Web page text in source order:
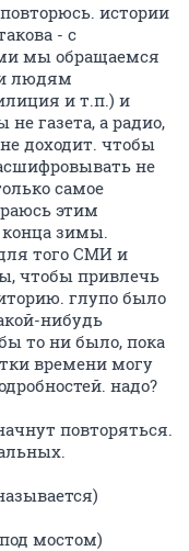
истории
- с
мы обращаемся
людям
и т.п.) и
газета, а радио,
доходит. чтобы
не
самое
этим
конца зимы.
того СМИ и
чтобы привлечь
глупо было
нибудь
то ни было, пока
времени могу
надо?
повторяться.
мостом)